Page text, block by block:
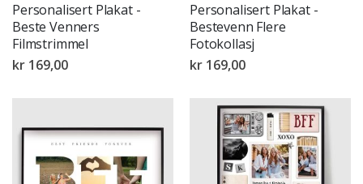
Personalisert Plakat -
Beste Venners
Filmstrimmel
kr 169,00
Personalisert Plakat -
Bestevenn Flere
Fotokollasj
kr 169,00